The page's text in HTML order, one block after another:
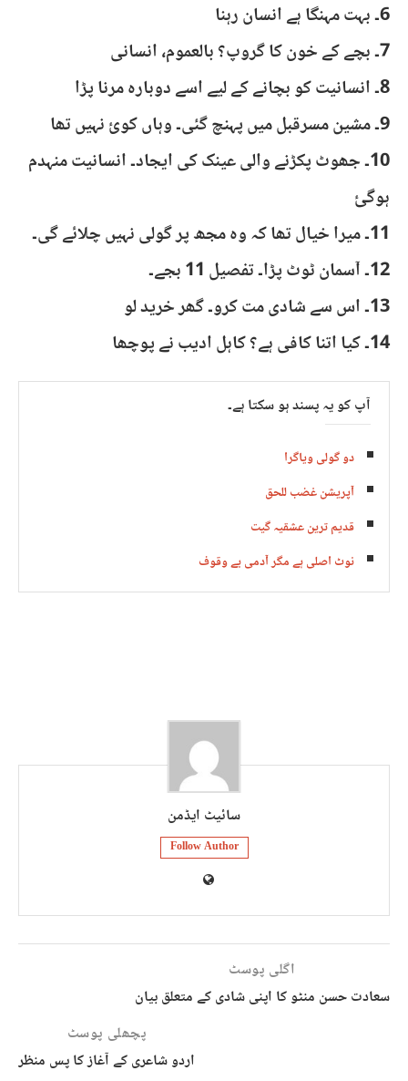
6۔ بہت مہنگا ہے انسان رہنا
7۔ بچے کے خون کا گروپ؟ بالعموم، انسانی
8۔ انسانیت کو بچانے کے لیے اسے دوبارہ مرنا پڑا
9۔ مشین مسرقبل میں پہنچ گئی۔ وہاں کوئ نہیں تھا
10۔ جھوٹ پکڑنے والی عینک کی ایجاد۔ انسانیت منہدم
ہوگئ
11۔ میرا خیال تھا کہ وہ مجھ پر گولی نہیں چلائے گی۔
12۔ آسمان ٹوٹ پڑا۔ تفصیل 11 بجے۔
13۔ اس سے شادی مت کرو۔ گھر خرید لو
14۔ کیا اتنا کافی ہے؟ کاہل ادیب نے پوچھا
آپ کو یہ پسند ہو سکتا ہے۔
دو گولی ویاگرا
آپریشن غضب للحق
قدیم ترین عشقیہ گیت
نوٹ اصلی ہے مگر آدمی بے وقوف
سائیٹ ایڈمن
Follow Author
اگلی پوسٹ
سعادت حسن منٹو کا اپنی شادی کے متعلق بیان
پچھلی پوسٹ
اردو شاعری کے آغاز کا پس منظر